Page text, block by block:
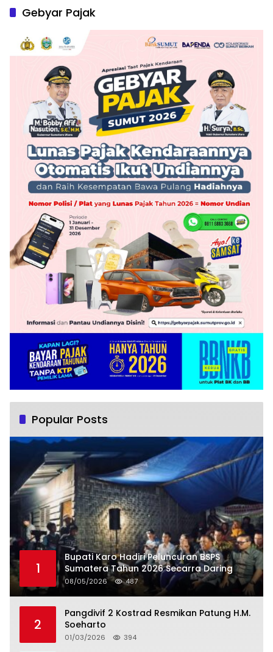
Gebyar Pajak
Popular Posts
1
Bupati Karo Hadiri Peluncuran BSPS
Sumatera Tahun 2026 Secarra Daring
08/05/2026 487
2
Pangdivif 2 Kostrad Resmikan Patung H.M.
Soeharto
01/03/2026 394